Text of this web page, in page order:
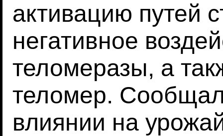
активацию путей
негативное
теломеразы, а
теломер.
влиянии на